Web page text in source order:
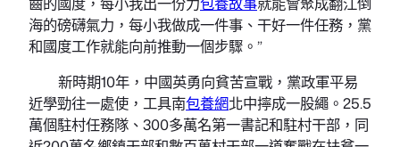
海的磅礴氣力，每小我做成一件事、干好一件任務，黨
和國度工作就能向前推動一個步驟。”
新時期10年，中國英勇向貧苦宣戰，黨政軍平易
近學勁往一處使，工具南包養網北中擰成一股繩。25.5
萬個駐村任務隊、300多萬名第一書記和駐村干部，同